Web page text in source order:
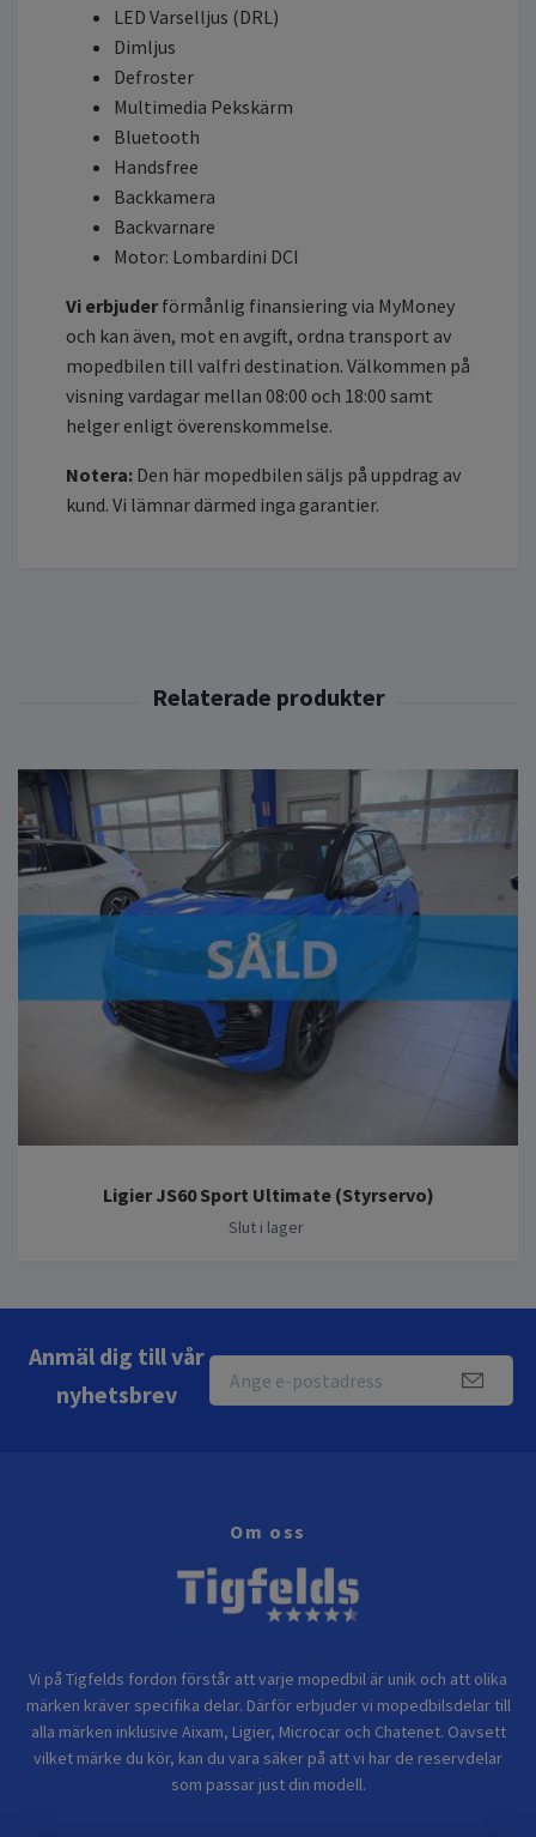
LED Varselljus (DRL)
Dimljus
Defroster
Multimedia Pekskärm
Bluetooth
Handsfree
Backkamera
Backvarnare
Motor: Lombardini DCI
Vi erbjuder förmånlig finansiering via MyMoney
och kan även, mot en avgift, ordna transport av
mopedbilen till valfri destination. Välkommen på
visning vardagar mellan 08:00 och 18:00 samt
helger enligt överenskommelse.
Notera: Den här mopedbilen säljs på uppdrag av
kund. Vi lämnar därmed inga garantier.
Ligier JS60 Sport Ultimate (Styrservo)
Slut i lager
Anmäl dig till vår
nyhetsbrev
Om oss
Vi på Tigfelds fordon förstår att varje mopedbil är unik och att olika
märken kräver specifika delar. Därför erbjuder vi mopedbilsdelar till
alla märken inklusive Aixam, Ligier, Microcar och Chatenet. Oavsett
vilket märke du kör, kan du vara säker på att vi har de reservdelar
som passar just din modell.